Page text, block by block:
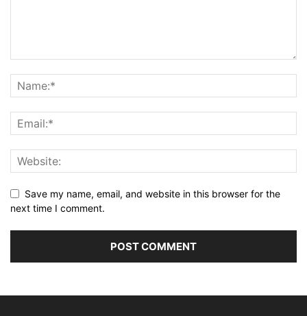
Save my name, email, and website in this browser for the
next time I comment.